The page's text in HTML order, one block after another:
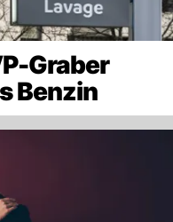
Graber
Benzin